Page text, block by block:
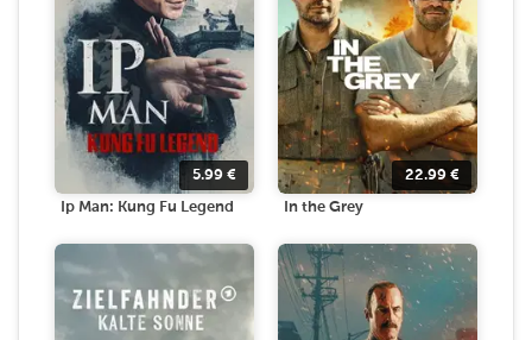
5.99 €
Ip Man: Kung Fu Legend
22.99 €
In the Grey